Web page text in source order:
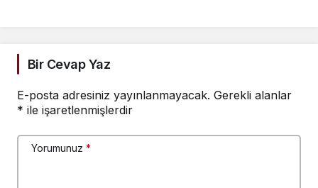
Bir Cevap Yaz
E-posta adresiniz yayınlanmayacak. Gerekli alanlar
* ile işaretlenmişlerdir
Yorumunuz *